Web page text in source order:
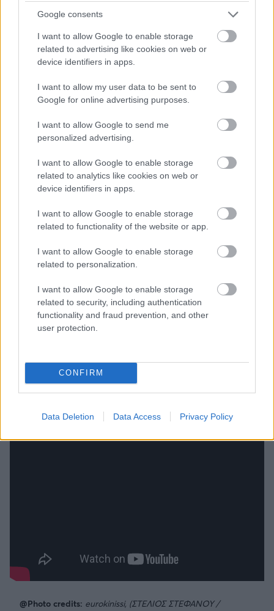
Google consents
I want to allow Google to enable storage
related to advertising like cookies on web or
device identifiers in apps.
I want to allow my user data to be sent to
Google for online advertising purposes.
I want to allow Google to send me
personalized advertising.
I want to allow Google to enable storage
related to analytics like cookies on web or
device identifiers in apps.
I want to allow Google to enable storage
related to functionality of the website or app.
I want to allow Google to enable storage
related to personalization.
I want to allow Google to enable storage
related to security, including authentication
functionality and fraud prevention, and other
user protection.
CONFIRM
Data Deletion Data Access Privacy Policy
ρόστερ σου και να περιμένεις να δείξει
πράγματα».
@Photo credits: eurokinissi, (ΣΤΕΛΙΟΣ ΣΤΕΦΑΝΟΥ /